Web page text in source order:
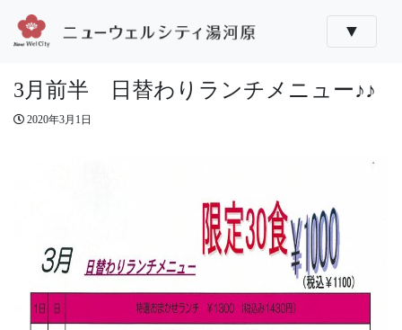
▼
3月前半 日替わりランチメニュー♪♪
2020年3月1日